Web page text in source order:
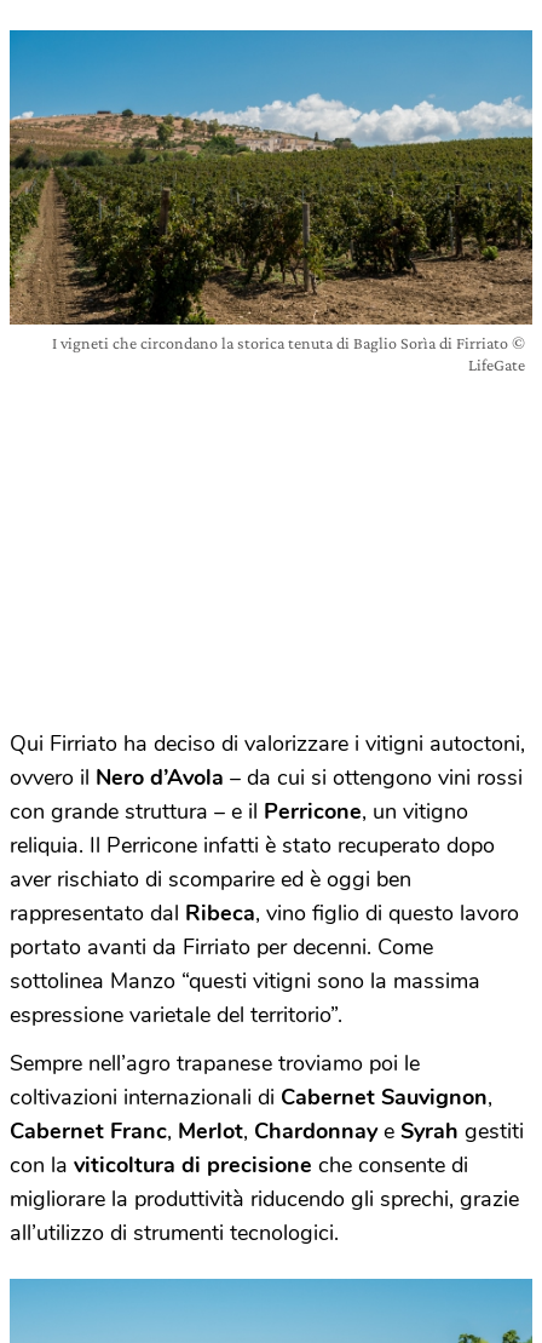
I vigneti che circondano la storica tenuta di Baglio Sorìa di Firriato ©
LifeGate
Qui Firriato ha deciso di valorizzare i vitigni autoctoni,
ovvero il Nero d’Avola – da cui si ottengono vini rossi
con grande struttura – e il Perricone, un vitigno
reliquia. Il Perricone infatti è stato recuperato dopo
aver rischiato di scomparire ed è oggi ben
rappresentato dal Ribeca, vino figlio di questo lavoro
portato avanti da Firriato per decenni. Come
sottolinea Manzo “questi vitigni sono la massima
espressione varietale del territorio”.
Sempre nell’agro trapanese troviamo poi le
coltivazioni internazionali di Cabernet Sauvignon,
Cabernet Franc, Merlot, Chardonnaye Syrah gestiti
con la viticoltura di precisione che consente di
migliorare la produttività riducendo gli sprechi, grazie
all’utilizzo di strumenti tecnologici.